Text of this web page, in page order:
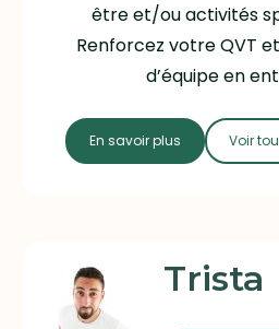
être et/ou activités
Renforcez votre QVT
d’équipe en
En savoir plus Voir
Trista